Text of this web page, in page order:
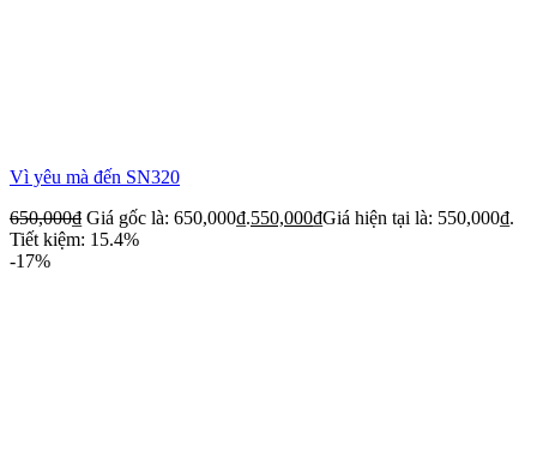
Vì yêu mà đến SN320
650,000₫ Giá gốc là: 650,000₫.550,000₫Giá hiện tại là: 550,000₫.
Tiết kiệm: 15.4%
-17%